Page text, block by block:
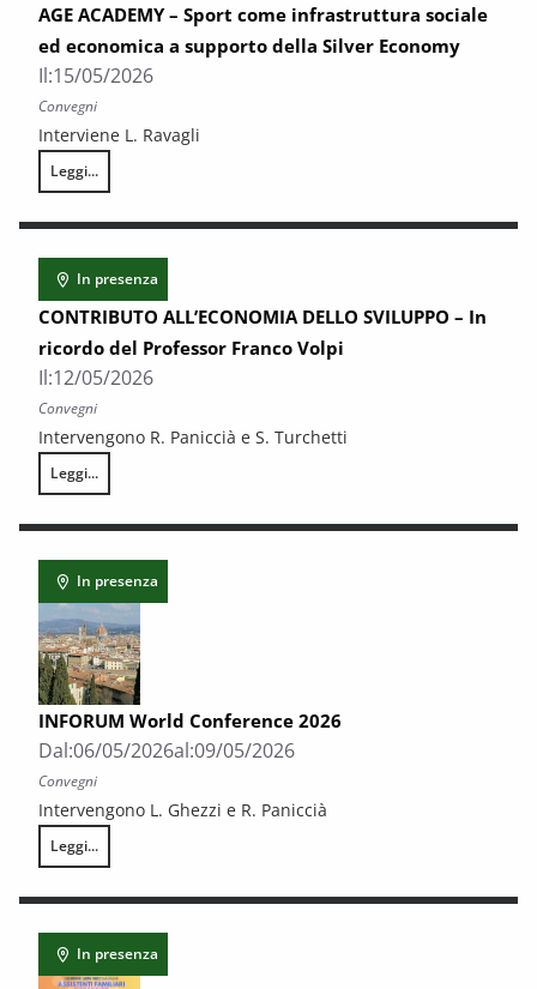
AGE ACADEMY – Sport come infrastruttura sociale
ed economica a supporto della Silver Economy
Il:15/05/2026
Convegni
Interviene L. Ravagli
Leggi...
AGE ACADEMY – Sport come infrastruttura sociale ed economica a
In presenza
CONTRIBUTO ALL’ECONOMIA DELLO SVILUPPO – In
ricordo del Professor Franco Volpi
Il:12/05/2026
Convegni
Intervengono R. Paniccià e S. Turchetti
Leggi...
CONTRIBUTO ALL’ECONOMIA DELLO SVILUPPO – In ricordo del
In presenza
INFORUM World Conference 2026
Dal:06/05/2026al:09/05/2026
Convegni
Intervengono L. Ghezzi e R. Paniccià
Leggi...
INFORUM World Conference 2026
In presenza